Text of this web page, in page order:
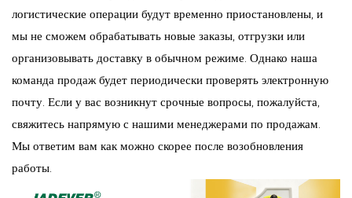
логистические операции будут временно приостановлены, и
мы не сможем обрабатывать новые заказы, отгрузки или
организовывать доставку в обычном режиме. Однако наша
команда продаж будет периодически проверять электронную
почту. Если у вас возникнут срочные вопросы, пожалуйста,
свяжитесь напрямую с нашими менеджерами по продажам.
Мы ответим вам как можно скорее после возобновления
работы.